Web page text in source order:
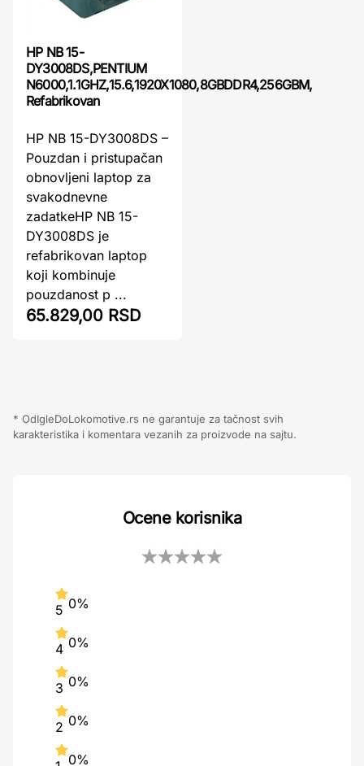
HP NB 15-
DY3008DS,PENTIUM
N6000,1.1GHZ,15.6,1920X1080,8GBDDR4,256GBM,
Refabrikovan
HP NB 15-DY3008DS –
Pouzdan i pristupačan
obnovljeni laptop za
svakodnevne
zadatkeHP NB 15-
DY3008DS je
refabrikovan laptop
koji kombinuje
pouzdanost p ...
65.829,00 RSD
* OdIgleDoLokomotive.rs ne garantuje za tačnost svih
karakteristika i komentara vezanih za proizvode na sajtu.
Ocene korisnika
5 0%
4 0%
3 0%
2 0%
0%